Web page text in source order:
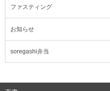
ファスティング
お知らせ
soregashi弁当